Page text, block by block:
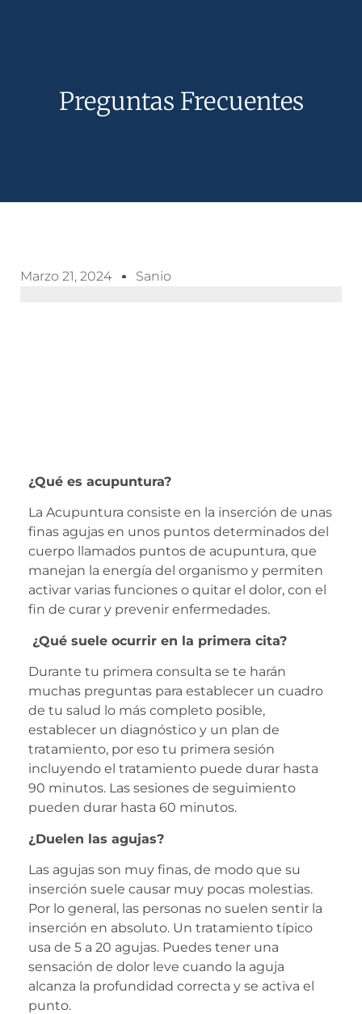
Preguntas Frecuentes
Marzo 21, 2024 Sanio
¿Qué es acupuntura?
La Acupuntura consiste en la inserción de unas
finas agujas en unos puntos determinados del
cuerpo llamados puntos de acupuntura, que
manejan la energía del organismo y permiten
activar varias funciones o quitar el dolor, con el
fin de curar y prevenir enfermedades.
¿Qué suele ocurrir en la primera cita?
Durante tu primera consulta se te harán
muchas preguntas para establecer un cuadro
de tu salud lo más completo posible,
establecer un diagnóstico y un plan de
tratamiento, por eso tu primera sesión
incluyendo el tratamiento puede durar hasta
90 minutos. Las sesiones de seguimiento
pueden durar hasta 60 minutos.
¿Duelen las agujas?
Las agujas son muy finas, de modo que su
inserción suele causar muy pocas molestias.
Por lo general, las personas no suelen sentir la
inserción en absoluto. Un tratamiento típico
usa de 5 a 20 agujas. Puedes tener una
sensación de dolor leve cuando la aguja
alcanza la profundidad correcta y se activa el
punto.